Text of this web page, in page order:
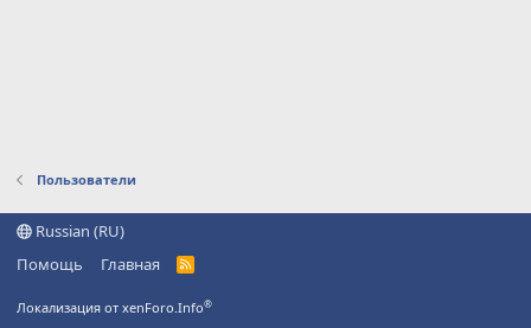
Пользователи
Russian (RU)
Помощь
Главная
R
Локализация от xenForo.Info®